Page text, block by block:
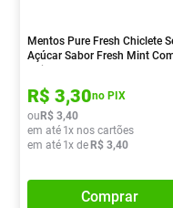
Mentos Pure Fresh Chiclete
Açúcar Sabor Fresh Mint
Unidades
R$ 3,30no PIX
ouR$ 3,40
em até 1x nos cartões
em até 1x deR$ 3,40
Comprar
10º Lavitan